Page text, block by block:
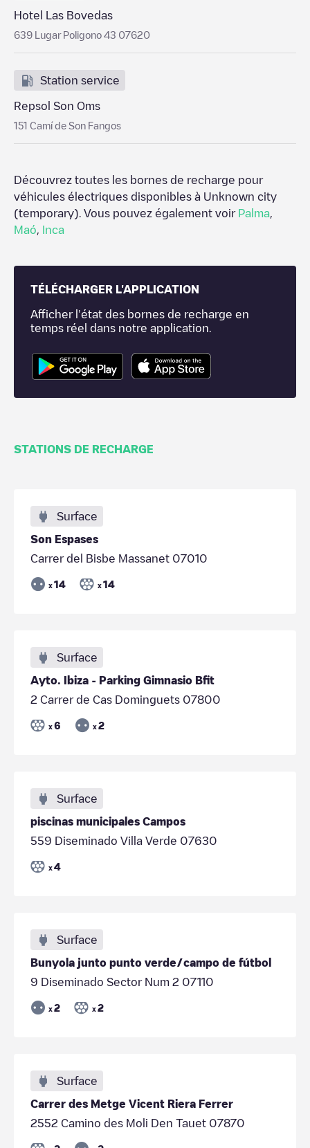
Hotel Las Bovedas
639 Lugar Poligono 43 07620
Station service
Repsol Son Oms
151 Camí de Son Fangos
Découvrez toutes les bornes de recharge pour
véhicules électriques disponibles à Unknown city
(temporary) . Vous pouvez également voir Palma
Maó
Inca
TÉLÉCHARGER L'APPLICATION
Afficher l'état des bornes de recharge en
temps réel dans notre application.
STATIONS DE RECHARGE
Surface
Son Espases
Carrer del Bisbe Massanet 07010
x 14 x 14
Surface
Ayto. Ibiza - Parking Gimnasio Bfit
2 Carrer de Cas Dominguets 07800
x 6 x 2
Surface
piscinas municipales Campos
559 Diseminado Villa Verde 07630
x 4
Surface
Bunyola junto punto verde/campo de fútbol
9 Diseminado Sector Num 2 07110
x 2 x 2
Surface
Carrer des Metge Vicent Riera Ferrer
2552 Camino des Moli Den Tauet 07870